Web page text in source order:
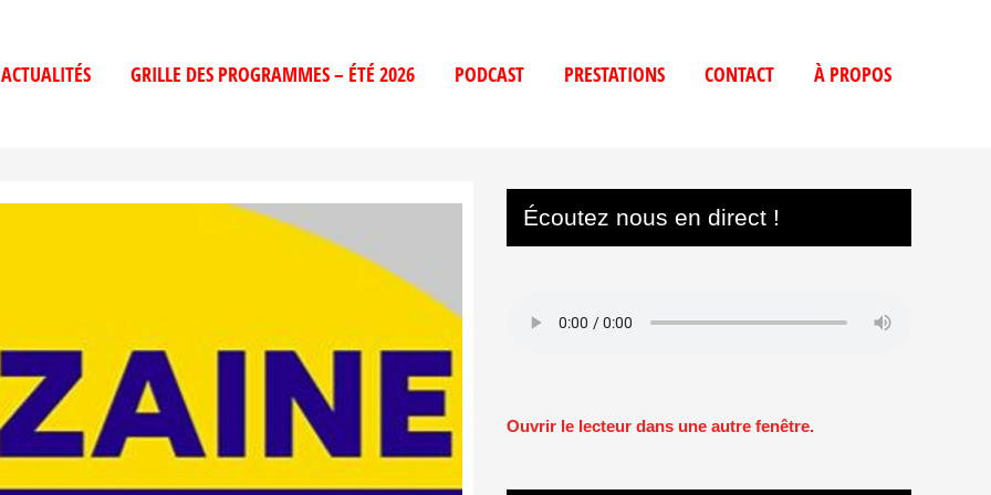
ACTUALITÉS GRILLE DES PROGRAMMES – ÉTÉ 2026 PODCAST PRESTATIONS CONTACT À PROPOS
Écoutez nous en direct !
Ouvrir le lecteur dans une autre fenêtre.